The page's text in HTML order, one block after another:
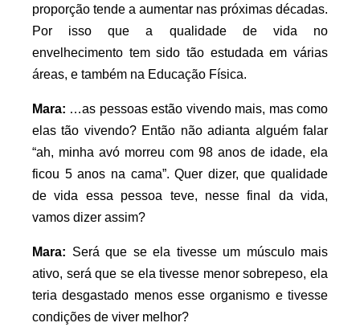
proporção tende a aumentar nas próximas décadas.
Por isso que a qualidade de vida no
envelhecimento tem sido tão estudada em várias
áreas, e também na Educação Física.
Mara: …as pessoas estão vivendo mais, mas como
elas tão vivendo? Então não adianta alguém falar
“ah, minha avó morreu com 98 anos de idade, ela
ficou 5 anos na cama”. Quer dizer, que qualidade
de vida essa pessoa teve, nesse final da vida,
vamos dizer assim?
Mara: Será que se ela tivesse um músculo mais
ativo, será que se ela tivesse menor sobrepeso, ela
teria desgastado menos esse organismo e tivesse
condições de viver melhor?